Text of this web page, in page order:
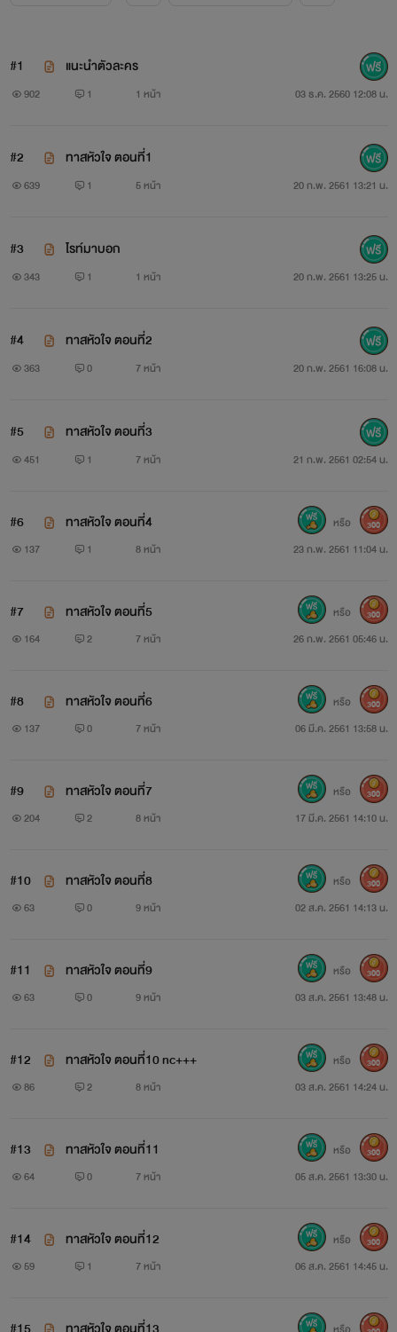
#1 แนะนำตัวละคร
902 1 1 หน้า 03 ธ.ค. 2560 12:08 น.
#2 ทาสหัวใจ ตอนที่1
639 1 5 หน้า 20 ก.พ. 2561 13:21 น.
#3 ไรท์มาบอก
343 1 1 หน้า 20 ก.พ. 2561 13:25 น.
#4 ทาสหัวใจ ตอนที่2
363 0 7 หน้า 20 ก.พ. 2561 16:08 น.
#5 ทาสหัวใจ ตอนที่3
451 1 7 หน้า 21 ก.พ. 2561 02:54 น.
#6 ทาสหัวใจ ตอนที่4
137 1 8 หน้า 23 ก.พ. 2561 11:04 น.
หรือ 300
#7 ทาสหัวใจ ตอนที่5
164 2 7 หน้า 26 ก.พ. 2561 05:46 น.
หรือ 300
#8 ทาสหัวใจ ตอนที่6
137 0 7 หน้า 06 มี.ค. 2561 13:58 น.
หรือ 300
#9 ทาสหัวใจ ตอนที่7
204 2 8 หน้า 17 มี.ค. 2561 14:10 น.
หรือ 300
#10 ทาสหัวใจ ตอนที่8
63 0 9 หน้า 02 ส.ค. 2561 14:13 น.
หรือ 300
#11 ทาสหัวใจ ตอนที่9
63 0 9 หน้า 03 ส.ค. 2561 13:48 น.
หรือ 300
#12 ทาสหัวใจ ตอนที่10 nc+++
86 2 8 หน้า 03 ส.ค. 2561 14:24 น.
หรือ 300
#13 ทาสหัวใจ ตอนที่11
64 0 7 หน้า 05 ส.ค. 2561 13:30 น.
หรือ 300
#14 ทาสหัวใจ ตอนที่12
59 1 7 หน้า 06 ส.ค. 2561 14:45 น.
หรือ 300